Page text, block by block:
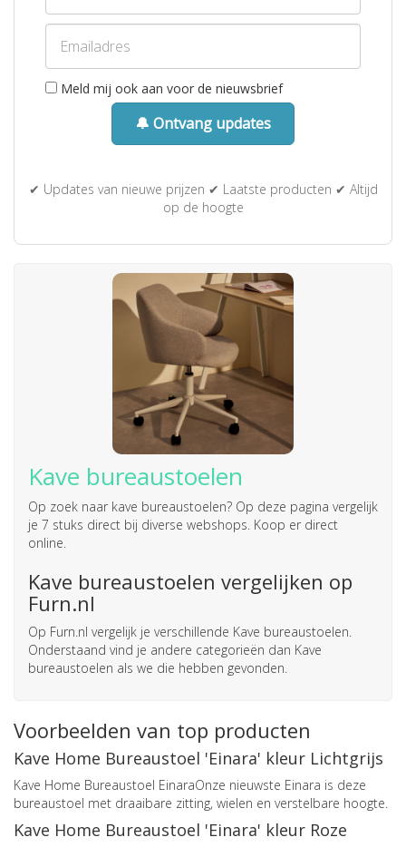
Meld mij ook aan voor de nieuwsbrief
🔔 Ontvang updates
✔ Updates van nieuwe prijzen ✔ Laatste producten ✔ Altijd
op de hoogte
Kave bureaustoelen
Op zoek naar kave bureaustoelen? Op deze pagina vergelijk
je 7 stuks direct bij diverse webshops. Koop er direct
online.
Kave bureaustoelen vergelijken op
Furn.nl
Op Furn.nl vergelijk je verschillende Kave bureaustoelen.
Onderstaand vind je andere categorieën dan Kave
bureaustoelen als we die hebben gevonden.
Voorbeelden van top producten
Kave Home Bureaustoel 'Einara' kleur Lichtgrijs
Kave Home Bureaustoel EinaraOnze nieuwste Einara is deze
bureaustoel met draaibare zitting, wielen en verstelbare hoogte.
Kave Home Bureaustoel 'Einara' kleur Roze